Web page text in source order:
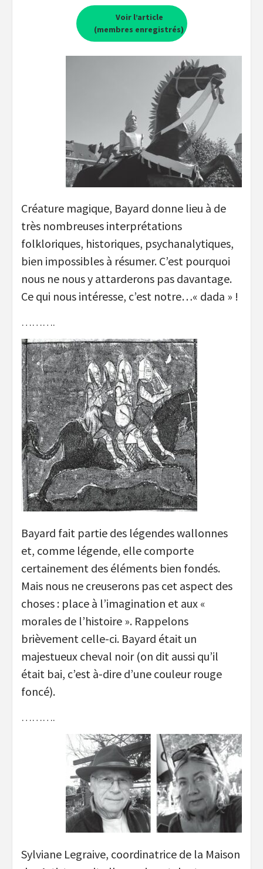
Voir l’article
(membres enregistrés)
Créature magique, Bayard donne lieu à de
très nombreuses interprétations
folkloriques, historiques, psychanalytiques,
bien impossibles à résumer. C’est pourquoi
nous ne nous y attarderons pas davantage.
Ce qui nous intéresse, c’est notre…« dada » !
……….
Bayard fait partie des légendes wallonnes
et, comme légende, elle comporte
certainement des éléments bien fondés.
Mais nous ne creuserons pas cet aspect des
choses : place à l’imagination et aux «
morales de l’histoire ». Rappelons
brièvement celle-ci. Bayard était un
majestueux cheval noir (on dit aussi qu’il
était bai, c’est à-dire d’une couleur rouge
foncé).
……….
Sylviane Legraive, coordinatrice de la Maison